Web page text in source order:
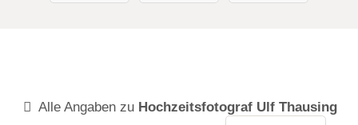
Alle Angaben zu Hochzeitsfotograf Ulf Thausing